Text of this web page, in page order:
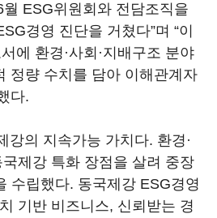
월 ESG위원회와 전담조직을
경영 진단을 거쳤다”며 “이
에 환경·사회·지배구조 분야
정량 수치를 담아 이해관계자
다.
강의 지속가능 가치다. 환경·
제강 특화 장점을 살려 중장
수립했다. 동국제강 ESG경영
기반 비즈니스, 신뢰받는 경